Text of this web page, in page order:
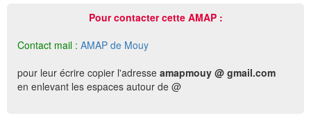
Pour contacter cette AMAP :
Contact mail : AMAP de Mouy
pour leur écrire copier l'adresse amapmouy @ gmail.com
en enlevant les espaces autour de @